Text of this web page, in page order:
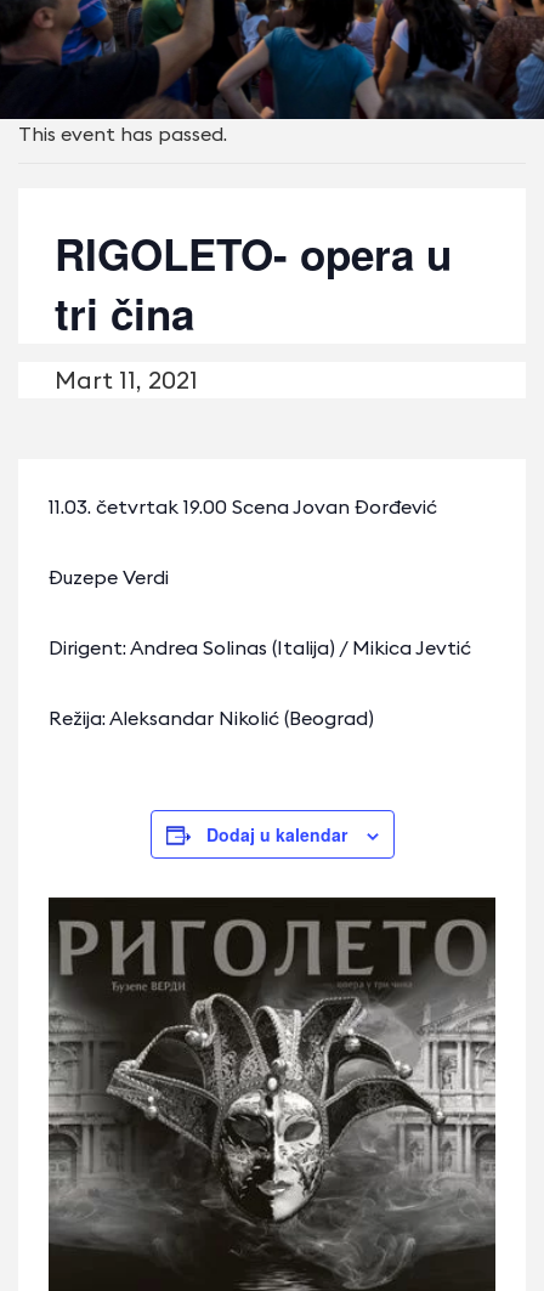
This event has passed.
RIGOLETO- opera u
tri čina
Mart 11, 2021
11.03. četvrtak 19.00 Scena Jovan Đorđević
Đuzepe Verdi
Dirigent: Andrea Solinas (Italija) / Mikica Jevtić
Režija: Aleksandar Nikolić (Beograd)
Dodaj u kalendar